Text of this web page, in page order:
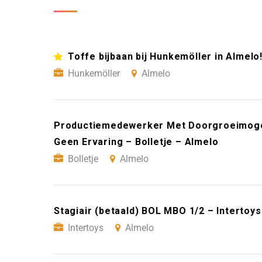
Toffe bijbaan bij Hunkemöller in Almelo!
Hunkemöller
Almelo
Productiemedewerker Met
Geen Ervaring – Bolletje – Almelo
Bolletje
Almelo
Stagiair (betaald) BOL MBO 1/2 –
Intertoys
Almelo